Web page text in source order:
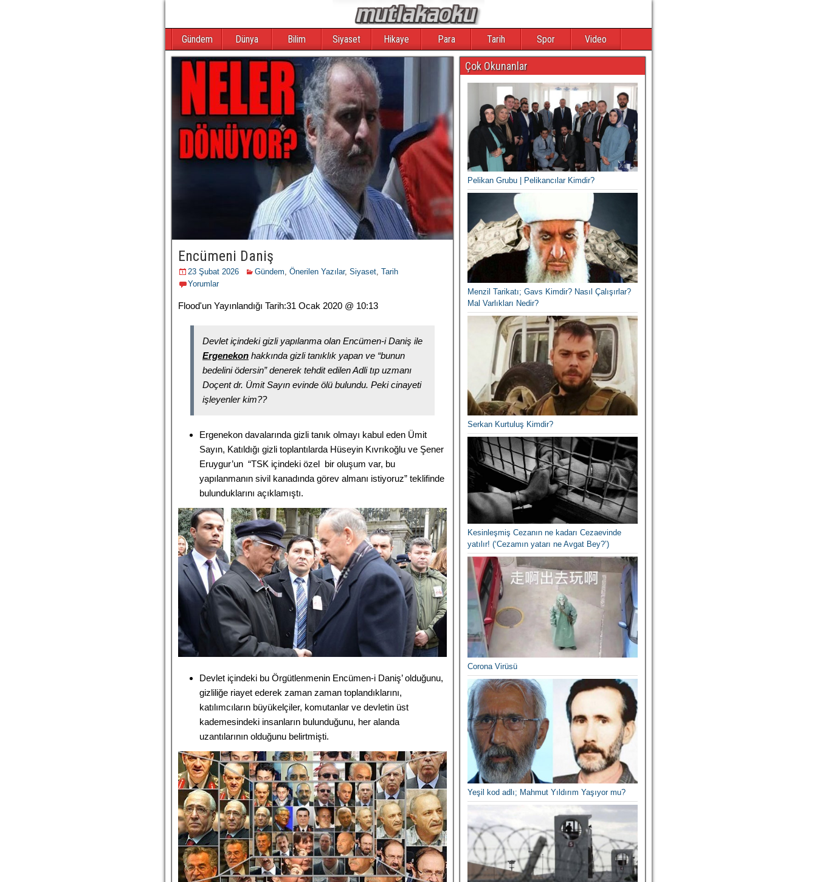
Gündem Dünya Bilim Siyaset Hikaye Para Tarih Spor Video
Encümeni Daniş
23 Şubat 2026 Gündem, Önerilen Yazılar, Siyaset, Tarih
Yorumlar
Flood'un Yayınlandığı Tarih:31 Ocak 2020 @ 10:13
Devlet içindeki gizli yapılanma olan Encümen-i Daniş ile
Ergenekon hakkında gizli tanıklık yapan ve “bunun
bedelini ödersin” denerek tehdit edilen Adli tıp uzmanı
Doçent dr. Ümit Sayın evinde ölü bulundu. Peki cinayeti
işleyenler kim??
Ergenekon davalarında gizli tanık olmayı kabul eden Ümit
Sayın, Katıldığı gizli toplantılarda Hüseyin Kıvrıkoğlu ve Şener
Eruygur’un “TSK içindeki özel bir oluşum var, bu
yapılanmanın sivil kanadında görev almanı istiyoruz” teklifinde
bulunduklarını açıklamıştı.
Devlet içindeki bu Örgütlenmenin Encümen-i Daniş’ olduğunu,
gizliliğe riayet ederek zaman zaman toplandıklarını,
katılımcıların büyükelçiler, komutanlar ve devletin üst
kademesindeki insanların bulunduğunu, her alanda
uzantılarının olduğunu belirtmişti.
Çok Okunanlar
Pelikan Grubu | Pelikancılar Kimdir?
Menzil Tarikatı; Gavs Kimdir? Nasıl Çalışırlar?
Mal Varlıkları Nedir?
Serkan Kurtuluş Kimdir?
Kesinleşmiş Cezanın ne kadarı Cezaevinde
yatılır! (‘Cezamın yatarı ne Avgat Bey?’)
Corona Virüsü
Yeşil kod adlı; Mahmut Yıldırım Yaşıyor mu?